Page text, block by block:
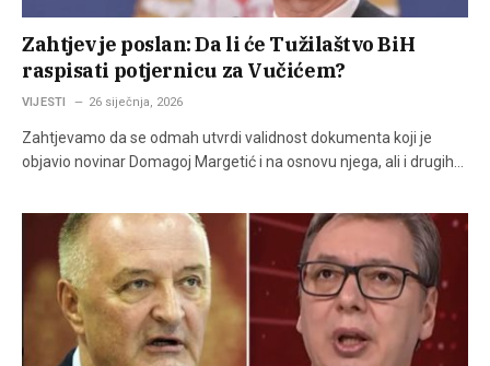
Zahtjev je poslan: Da li će Tužilaštvo BiH
raspisati potjernicu za Vučićem?
VIJESTI 26 siječnja, 2026
Zahtjevamo da se odmah utvrdi validnost dokumenta koji je
objavio novinar Domagoj Margetić i na osnovu njega, ali i drugih…